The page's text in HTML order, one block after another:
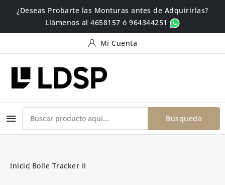
¿Deseas Probarte las Monturas antes de Adquirirlas?
Llámenos al 4658157 ó 964344251
Mi Cuenta
 Búsqueda
Inicio Bolle Tracker II